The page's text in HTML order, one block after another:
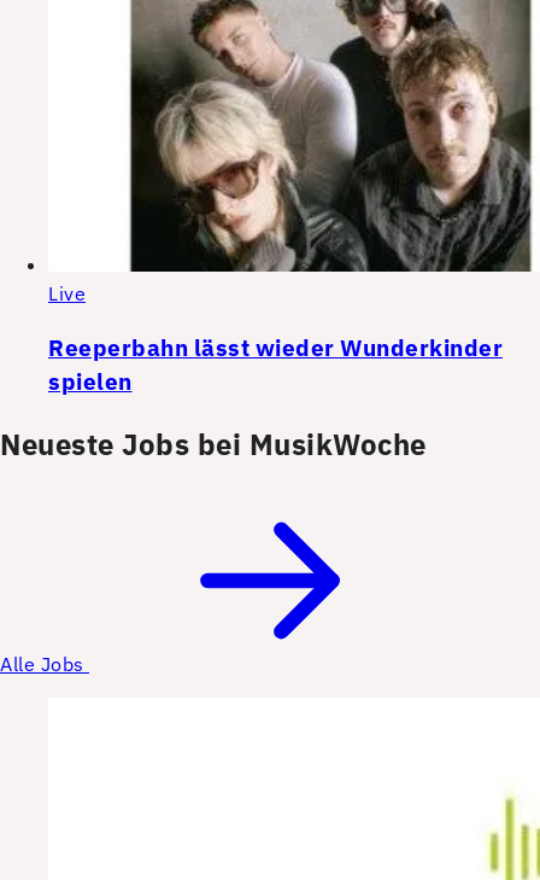
Live
Reeperbahn lässt wieder Wunderkinder
spielen
Neueste Jobs bei MusikWoche
Alle Jobs